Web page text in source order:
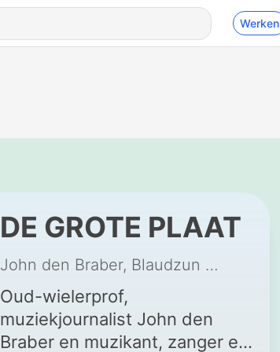
Werken
DE GROTE PLAAT
John den Braber, Blaudzun |
Oud-wielerprof,
muziekjournalist John den
Braber en muzikant, zanger en